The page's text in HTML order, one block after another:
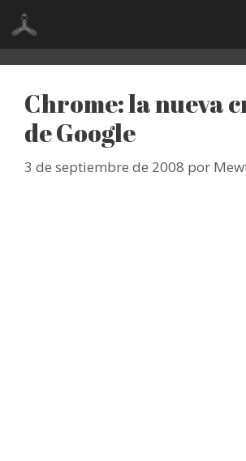
Saltar
contenido
Chrome: la nueva
de Google
3 de septiembre de 2008 por